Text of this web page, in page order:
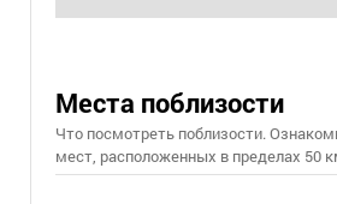
Места поблизости
Что посмотреть поблизости.
мест, расположенных в пределах 50